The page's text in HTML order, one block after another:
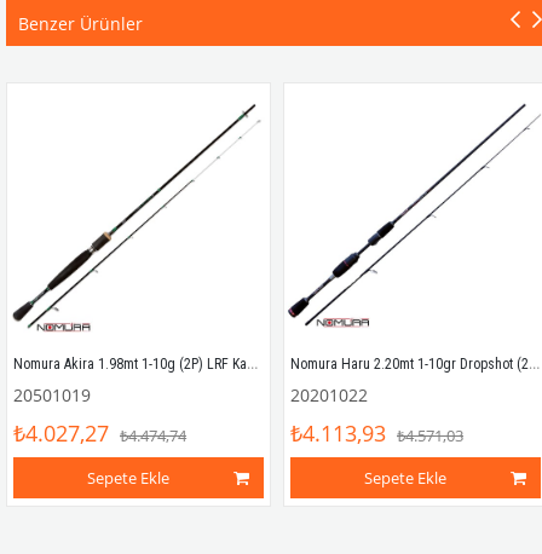
Benzer Ürünler
Nomura Akira 1.98mt 1-10g (2P) LRF Kamışı
20501019
₺4.027,27 ₺4.474,74
Sepete Ekle
Nomura Haru 2.20mt 1-10gr Dropshot (2P) LRF Kamışı
20201022
₺4.113,93 ₺4.571,03
Sepete Ekle